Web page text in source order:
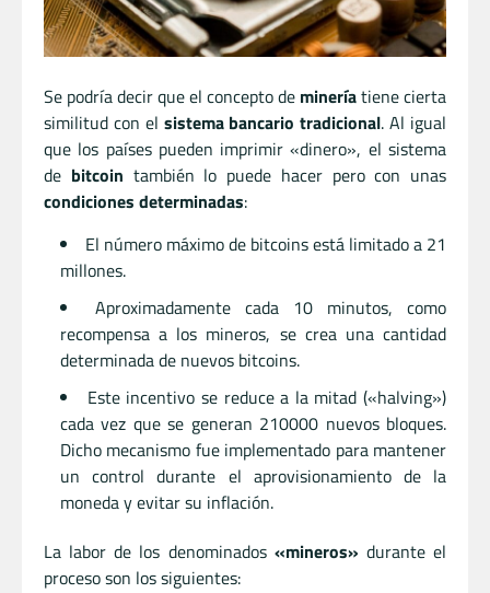
Se podría decir que el concepto de mineríatiene cierta
similitud con el sistema bancario tradicional. Al igual
que los países pueden imprimir «dinero», el sistema
de bitcoin también lo puede hacer pero con unas
condiciones determinadas:
El número máximo de bitcoins está limitado a 21
millones.
Aproximadamente cada 10 minutos, como
recompensa a los mineros, se crea una cantidad
determinada de nuevos bitcoins.
Este incentivo se reduce a la mitad («halving»)
cada vez que se generan 210000 nuevos bloques.
Dicho mecanismo fue implementado para mantener
un control durante el aprovisionamiento de la
moneda y evitar su inflación.
La labor de los denominados «mineros» durante el
proceso son los siguientes: